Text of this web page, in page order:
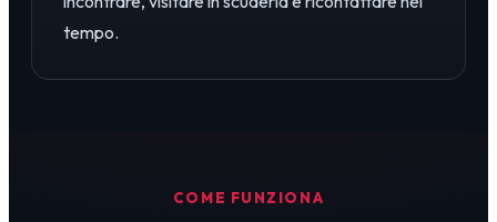
tempo.
COME FUNZIONA